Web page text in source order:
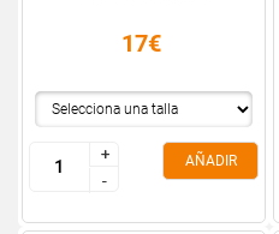
17€
+
-
+
-
AÑADIR